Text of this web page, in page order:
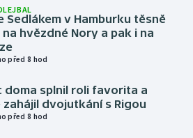
Sedlákem v Hamburku těsně
hvězdné Nory a pak i na
před 8 hod
doma splnil roli favorita a
zahájil dvojutkání s Rigou
před 8 hod